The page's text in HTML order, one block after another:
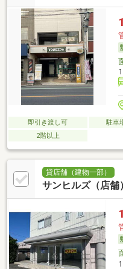
即引き渡し可 駐車
2階以上
貸店舗（建物一部）
サンヒルズ（店舗）